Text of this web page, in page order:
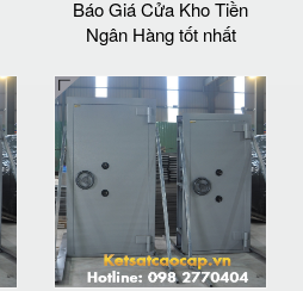
Báo Giá Cửa Kho Tiền
Ngân Hàng tốt nhất